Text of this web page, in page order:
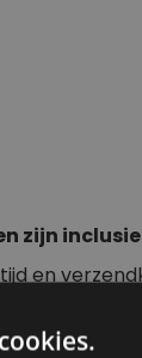
zijn
en